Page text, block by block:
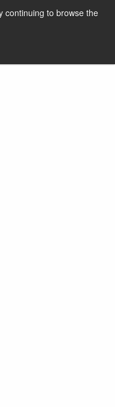
continuing to browse the
Deutsch